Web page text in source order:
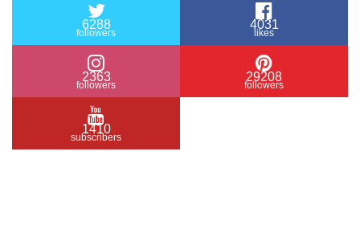
6288
followers
4031
likes
2363
followers
29208
followers
1410
subscribers